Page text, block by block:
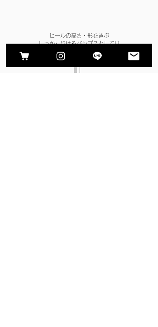
ヒールの高さ・形を選ぶ
しっかり歩けるパンプスとしては
3cm・5cmをおすすめします